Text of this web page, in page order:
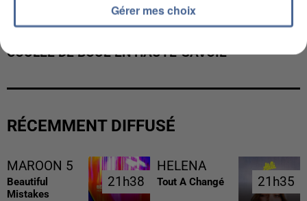
COULÉE DE BOUE EN HAUTE-SAVOIE
RÉCEMMENT DIFFUSÉ
MAROON 5
Beautiful
Mistakes
21h38
21h38
HELENA
Tout A Changé 21h35
21h35
Gérer mes choix